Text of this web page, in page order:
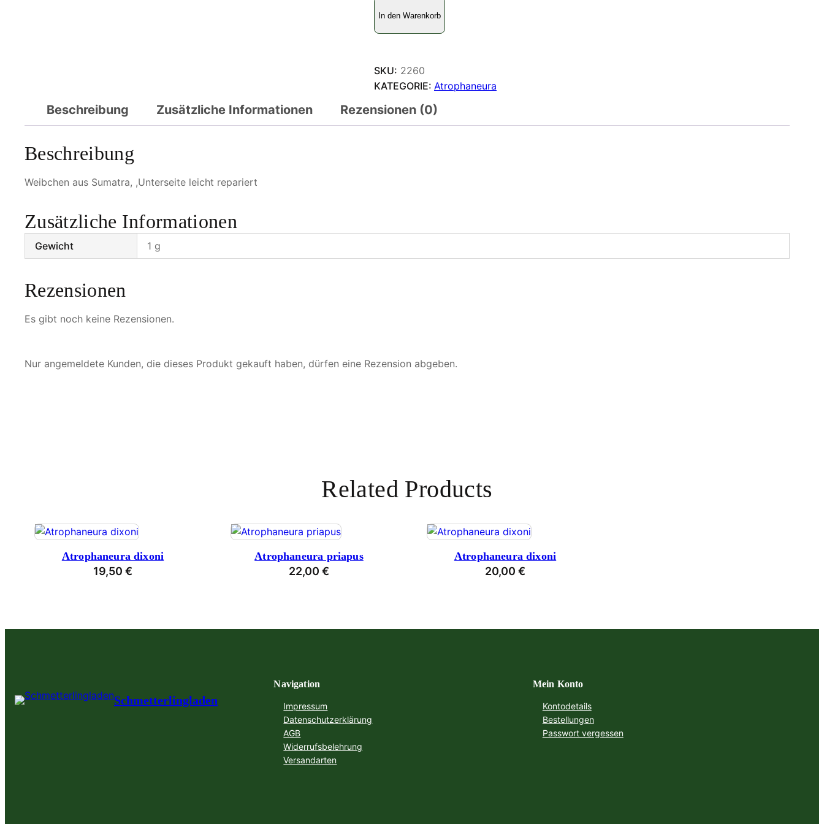
A
r
p
h
n
e
o
In den Warenkorb
SKU: 2260
KATEGORIE: Atrophaneura
Beschreibung Zusätzliche Informationen Rezensionen (0)
Beschreibung
Weibchen aus Sumatra, ,Unterseite leicht repariert
Zusätzliche Informationen
Gewicht 1 g
Rezensionen
Es gibt noch keine Rezensionen.
Nur angemeldete Kunden, die dieses Produkt gekauft haben, dürfen eine Rezension abgeben.
Related Products
Atrophaneura dixoni
19,50 €
Atrophaneura priapus
22,00 €
Atrophaneura dixoni
20,00 €
Schmetterlingladen
Navigation
Impressum
Datenschutzerklärung
AGB
Widerrufsbelehrung
Versandarten
Mein Konto
Kontodetails
Bestellungen
Passwort vergessen